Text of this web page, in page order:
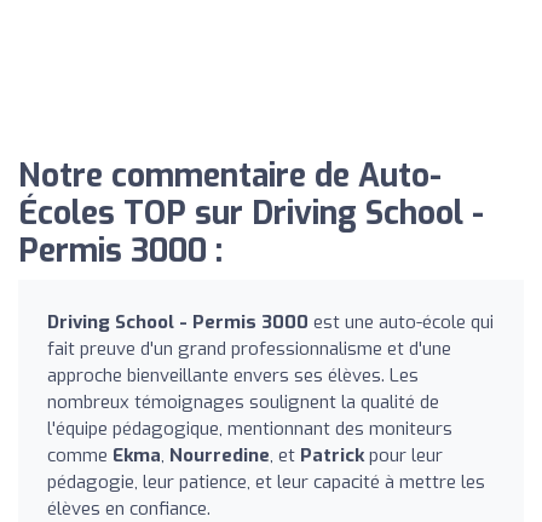
Notre commentaire de Auto-
Écoles TOP sur Driving School -
Permis 3000 :
Driving School - Permis 3000 est une auto-école qui
fait preuve d'un grand professionnalisme et d'une
approche bienveillante envers ses élèves. Les
nombreux témoignages soulignent la qualité de
l'équipe pédagogique, mentionnant des moniteurs
comme Ekma, Nourredine, et Patrickpour leur
pédagogie, leur patience, et leur capacité à mettre les
élèves en confiance.